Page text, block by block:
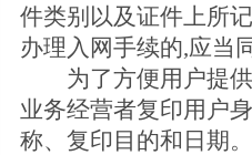
件类别以及证件上所
办理入网手续的,应当
为了方便用户提供
业务经营者复印用户
称、复印目的和日期。